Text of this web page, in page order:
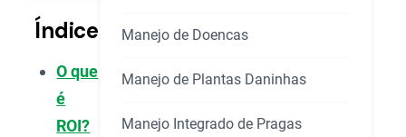
Índice
O que
é
ROI?
Manejo de Doencas
Manejo de Plantas Daninhas
Manejo Integrado de Pragas